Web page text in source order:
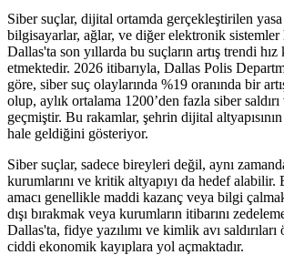
Siber suçlar, dijital ortamda gerçekleştirilen
bilgisayarlar, ağlar, ve diğer elektronik sistemler
Dallas'ta son yıllarda bu suçların artış trendi
etmektedir. 2026 itibarıyla, Dallas Polis
göre, siber suç olaylarında %19 oranında bir
olup, aylık ortalama 1200’den fazla siber saldırı
geçmiştir. Bu rakamlar, şehrin dijital
hale geldiğini gösteriyor.
Siber suçlar, sadece bireyleri değil, aynı
kurumlarını ve kritik altyapıyı da hedef alabilir.
amacı genellikle maddi kazanç veya bilgi
dışı bırakmak veya kurumların itibarını
Dallas'ta, fidye yazılımı ve kimlik avı saldırıları
ciddi ekonomik kayıplara yol açmaktadır.